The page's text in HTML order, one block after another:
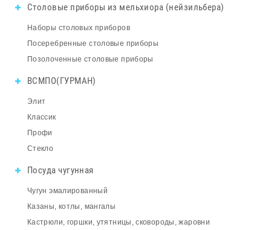
Столовые приборы из мельхиора (нейзильбера)
Наборы столовых приборов
Посеребренные столовые приборы
Позолоченные столовые приборы
ВСМПО(ГУРМАН)
Элит
Классик
Профи
Стекло
Посуда чугунная
Чугун эмалированный
Казаны, котлы, мангалы
Кастрюли, горшки, утятницы, сковороды, жаровни